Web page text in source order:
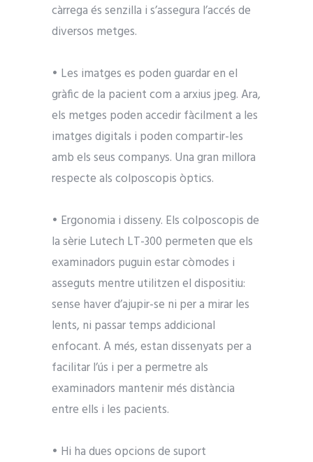
càrrega és senzilla i s’assegura l’accés de
diversos metges.
• Les imatges es poden guardar en el
gràfic de la pacient com a arxius jpeg. Ara,
els metges poden accedir fàcilment a les
imatges digitals i poden compartir-les
amb els seus companys. Una gran millora
respecte als colposcopis òptics.
• Ergonomia i disseny. Els colposcopis de
la sèrie Lutech LT-300 permeten que els
examinadors puguin estar còmodes i
asseguts mentre utilitzen el dispositiu:
sense haver d’ajupir-se ni per a mirar les
lents, ni passar temps addicional
enfocant. A més, estan dissenyats per a
facilitar l’ús i per a permetre als
examinadors mantenir més distància
entre ells i les pacients.
• Hi ha dues opcions de suport